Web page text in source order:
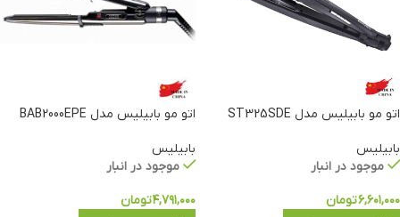
اتو مو بابیلیس مدل ST325SDE
بابیلیس
موجود در انبار
۶,۶۰۱,۰۰۰تومان
اتو مو بابیلیس مدل BAB2000EPE
بابیلیس
موجود در انبار
۴,۷۹۱,۰۰۰تومان